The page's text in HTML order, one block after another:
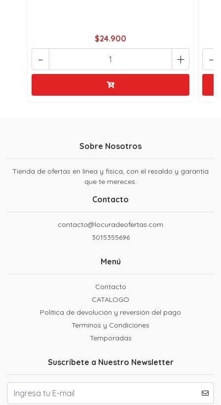
$24.900
+
- -
Sobre Nosotros
Tienda de ofertas en linea y fisica, con el resaldo y garantia
que te mereces.
Contacto
contacto@locuradeofertas.com
3015355696
Menú
Contacto
CATALOGO
Política de devolución y reversión del pago
Terminos y Condiciones
Temporadas
Suscríbete a Nuestro Newsletter